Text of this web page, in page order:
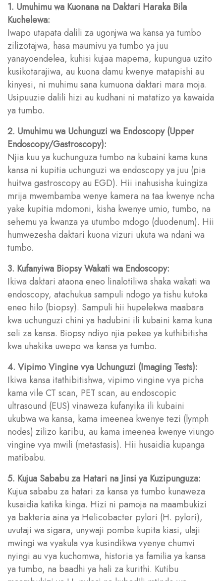
1. Umuhimu wa Kuonana na Daktari Haraka Bila
Kuchelewa:
Iwapo utapata dalili za ugonjwa wa kansa ya tumbo
zilizotajwa, hasa maumivu ya tumbo ya juu
yanayoendelea, kuhisi kujaa mapema, kupungua uzito
kusikotarajiwa, au kuona damu kwenye matapishi au
kinyesi, ni muhimu sana kumuona daktari mara moja.
Usipuuzie dalili hizi au kudhani ni matatizo ya kawaida
ya tumbo.
2. Umuhimu wa Uchunguzi wa Endoscopy (Upper
Endoscopy/Gastroscopy):
Njia kuu ya kuchunguza tumbo na kubaini kama kuna
kansa ni kupitia uchunguzi wa endoscopy ya juu (pia
huitwa gastroscopy au EGD). Hii inahusisha kuingiza
mrija mwembamba wenye kamera na taa kwenye ncha
yake kupitia mdomoni, kisha kwenye umio, tumbo, na
sehemu ya kwanza ya utumbo mdogo (duodenum). Hii
humwezesha daktari kuona vizuri ukuta wa ndani wa
tumbo.
3. Kufanyiwa Biopsy Wakati wa Endoscopy:
Ikiwa daktari ataona eneo linalotiliwa shaka wakati wa
endoscopy, atachukua sampuli ndogo ya tishu kutoka
eneo hilo (biopsy). Sampuli hii hupelekwa maabara
kwa uchunguzi chini ya hadubini ili kubaini kama kuna
seli za kansa. Biopsy ndiyo njia pekee ya kuthibitisha
kwa uhakika uwepo wa kansa ya tumbo.
4. Vipimo Vingine vya Uchunguzi (Imaging Tests):
Ikiwa kansa itathibitishwa, vipimo vingine vya picha
kama vile CT scan, PET scan, au endoscopic
ultrasound (EUS) vinaweza kufanyika ili kubaini
ukubwa wa kansa, kama imeenea kwenye tezi (lymph
nodes) zilizo karibu, au kama imeenea kwenye viungo
vingine vya mwili (metastasis). Hii husaidia kupanga
matibabu.
5. Kujua Sababu za Hatari na Jinsi ya Kuzipunguza:
Kujua sababu za hatari za kansa ya tumbo kunaweza
kusaidia katika kinga. Hizi ni pamoja na maambukizi
ya bakteria aina ya Helicobacter pylori (H. pylori),
uvutaji wa sigara, unywaji pombe kupita kiasi, ulaji
mwingi wa vyakula vya kusindikwa vyenye chumvi
nyingi au vya kuchomwa, historia ya familia ya kansa
ya tumbo, na baadhi ya hali za kurithi. Kutibu